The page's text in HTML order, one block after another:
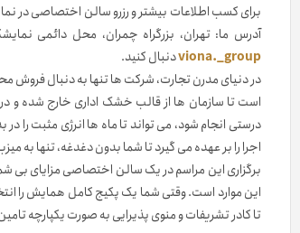
برای کسب اطلاعات بیشتر و رزرو سالن اختصاصی در
آدرس ما: تهران، بزرگراه چمران، محل دائمی نمایشگاه بین المللی تهران، سالن ۱۲. همچنین می
viona._groupدنبال کنید.
در دنیای مدرن تجارت، شرکت ها تنها به دنبال
است تا سازمان ها از قالب خشک اداری خارج شده و در
درستی انجام شود، می تواند تا ماه ها انرژی مثبت را
اجرا را بر عهده می گیرد تا شما بدون دغدغه، تنها به
برگزاری این مراسم در یک سالن اختصاصی مزایای
این موارد است. وقتی شما یک پکیج کامل همایش را
تا کادر تشریفات و منوی پذیرایی به صورت یکپارچه